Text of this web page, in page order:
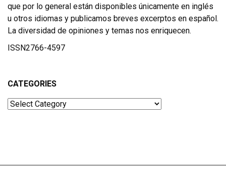
que por lo general están disponibles únicamente en inglés
u otros idiomas y publicamos breves excerptos en español.
La diversidad de opiniones y temas nos enriquecen.
ISSN2766-4597
CATEGORIES
Categories